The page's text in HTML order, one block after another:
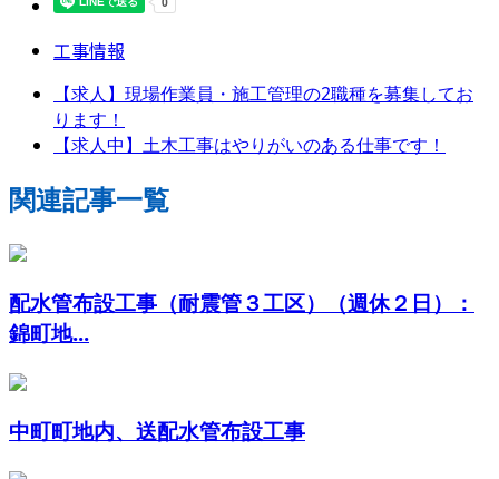
工事情報
【求人】現場作業員・施工管理の2職種を募集してお
ります！
【求人中】土木工事はやりがいのある仕事です！
関連記事一覧
配水管布設工事（耐震管３工区）（週休２日）：
錦町地...
中町町地内、送配水管布設工事